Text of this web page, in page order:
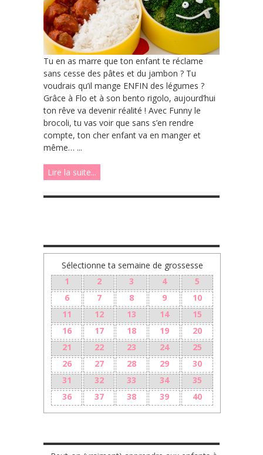
Tu en as marre que ton enfant te réclame
sans cesse des pâtes et du jambon ? Tu
voudrais qu’il mange ENFIN des légumes ?
Grâce à Flo et à son bento rigolo, aujourd’hui
ton rêve va devenir réalité ! Avec Funny le
brocoli, tu vas voir que sans s’en rendre
compte, ton cher enfant va en manger et
même… ...
Lire la suite...
Sélectionne ta semaine de grossesse
1
2 3 4
5
6
7 8 9
10
11
12 13 14
15
16
17 18 19
20
21
22 23 24
25
26
27 28 29
30
31
32 33 34
35
36
37 38 39 40